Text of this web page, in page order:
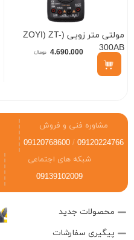
مولتی متر زویی (ZOYI) ZT-
300AB
4.690.000
مشاوره فنی و فروش
09120224766
/
09120768600
شبکه های اجتماعی
09139102009
محصولات جدید
پیگیری سفارشات